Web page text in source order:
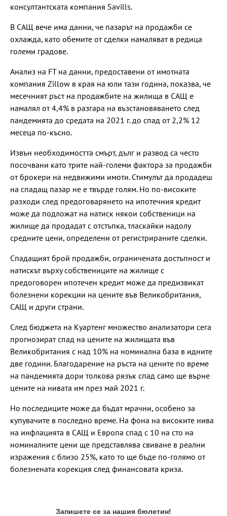
консултантската компания Savills.
В САЩ вече има данни, че пазарът на продажби се
охлажда, като обемите от сделки намаляват в редица
големи градове.
Анализ на FT на данни, предоставени от имотната
компания Zillow в края на юли тази година, показва, че
месечният ръст на продажбите на жилища в САЩ е
намалял от 4,4% в разгара на възстановяването след
пандемията до средата на 2021 г. до спад от 2,2% 12
месеца по-късно.
Извън необходимостта смърт, дълг и развод са често
посочвани като трите най-големи фактора за продажби
от брокери на недвижими имоти. Стимулът да продадеш
на спадащ пазар не е твърде голям. Но по-високите
разходи след предоговарянето на ипотечния кредит
може да подложат на натиск някои собственици на
жилище да продадат с отстъпка, тласкайки надолу
средните цени, определени от регистрираните сделки.
Спадащият брой продажби, ограничената достъпност и
натискът върху собствениците на жилище с
предоговорен ипотечен кредит може да предизвикат
болезнени корекции на цените във Великобритания,
САЩ и други страни.
След бюджета на Куартенг множество анализатори сега
прогнозират спад на цените на жилищата във
Великобритания с над 10% на номинална база в идните
две години. Благодарение на ръста на цените по време
на пандемията дори толкова рязък спад само ще върне
цените на нивата им през май 2021 г.
Но последиците може да бъдат мрачни, особено за
купувачите в последно време. На фона на високите нива
на инфлацията в САЩ и Европа спад с 10 на сто на
номиналните цени ще представлява свиване в реални
изражения с близо 25%, като то ще бъде по-голямо от
болезнената корекция след финансовата криза.